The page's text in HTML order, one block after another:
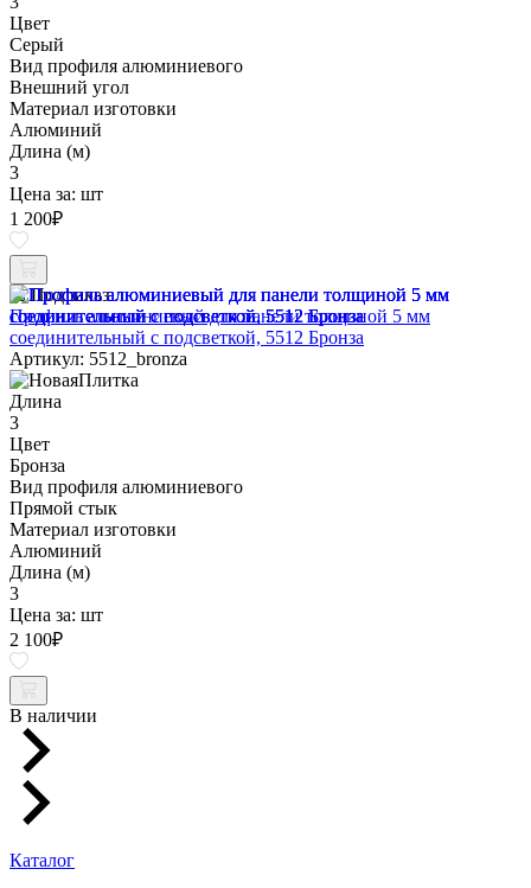
Цвет
Серый
Вид профиля алюминиевого
Внешний угол
Материал изготовки
Алюминий
Длина (м)
3
Цена за: шт
1 200₽
Под заказ
Профиль алюминиевый для панели толщиной 5 мм
соединительный с подсветкой, 5512 Бронза
Артикул: 5512_bronza
Длина
3
Цвет
Бронза
Вид профиля алюминиевого
Прямой стык
Материал изготовки
Алюминий
Длина (м)
3
Цена за: шт
2 100₽
В наличии
Каталог